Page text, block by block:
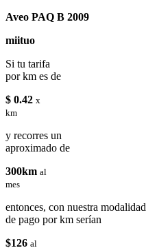
Aveo PAQ B 2009
miituo
Si tu tarifa
por km es de
$ 0.42 x
km
y recorres un
aproximado de
300km al
mes
entonces, con nuestra modalidad
de pago por km serían
$126 al